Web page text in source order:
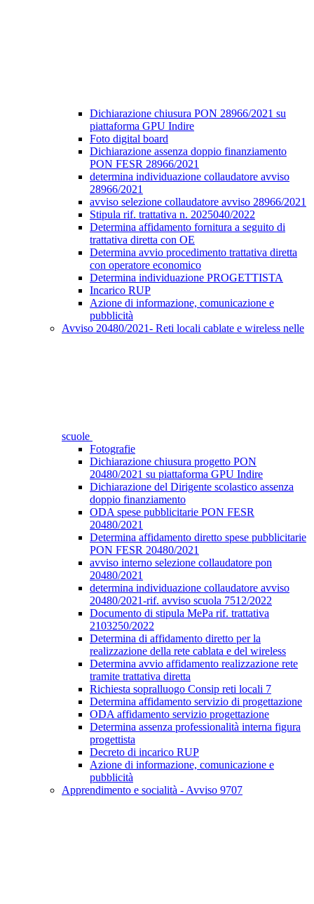
Dichiarazione chiusura PON 28966/2021 su
piattaforma GPU Indire
Foto digital board
Dichiarazione assenza doppio finanziamento
PON FESR 28966/2021
determina individuazione collaudatore avviso
28966/2021
avviso selezione collaudatore avviso 28966/2021
Stipula rif. trattativa n. 2025040/2022
Determina affidamento fornitura a seguito di
trattativa diretta con OE
Determina avvio procedimento trattativa diretta
con operatore economico
Determina individuazione PROGETTISTA
Incarico RUP
Azione di informazione, comunicazione e
pubblicità
Avviso 20480/2021- Reti locali cablate e wireless nelle
scuole
Fotografie
Dichiarazione chiusura progetto PON
20480/2021 su piattaforma GPU Indire
Dichiarazione del Dirigente scolastico assenza
doppio finanziamento
ODA spese pubblicitarie PON FESR
20480/2021
Determina affidamento diretto spese pubblicitarie
PON FESR 20480/2021
avviso interno selezione collaudatore pon
20480/2021
determina individuazione collaudatore avviso
20480/2021-rif. avviso scuola 7512/2022
Documento di stipula MePa rif. trattativa
2103250/2022
Determina di affidamento diretto per la
realizzazione della rete cablata e del wireless
Determina avvio affidamento realizzazione rete
tramite trattativa diretta
Richiesta sopralluogo Consip reti locali 7
Determina affidamento servizio di progettazione
ODA affidamento servizio progettazione
Determina assenza professionalità interna figura
progettista
Decreto di incarico RUP
Azione di informazione, comunicazione e
pubblicità
Apprendimento e socialità - Avviso 9707